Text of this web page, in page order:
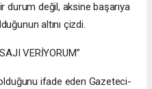
durum değil, aksine başarıya
altını çizdi.
VERİYORUM”
ifade eden Gazeteci-